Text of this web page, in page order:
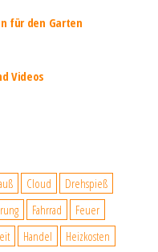
für den Garten
Videos
Cloud
Drehspieß
Fahrrad
Feuer
Handel Heizkosten